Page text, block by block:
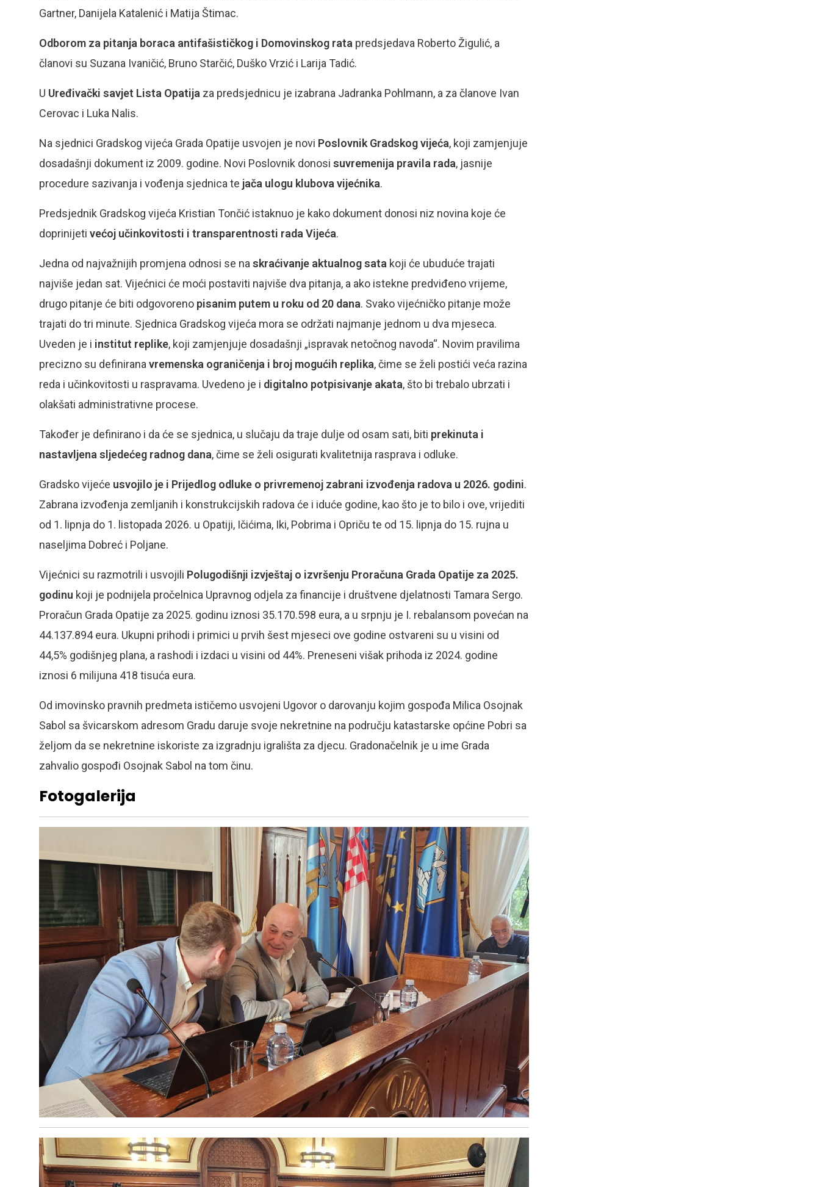
Gartner, Danijela Katalenić i Matija Štimac.
Odborom za pitanja boraca antifašističkog i Domovinskog rata predsjedava Roberto Žigulić, a
članovi su Suzana Ivaničić, Bruno Starčić, Duško Vrzić i Larija Tadić.
U Uređivački savjet Lista Opatija za predsjednicu je izabrana Jadranka Pohlmann, a za članove Ivan
Cerovac i Luka Nalis.
Na sjednici Gradskog vijeća Grada Opatije usvojen je novi Poslovnik Gradskog vijeća, koji zamjenjuje
dosadašnji dokument iz 2009. godine. Novi Poslovnik donosi suvremenija pravila rada, jasnije
procedure sazivanja i vođenja sjednica te jača ulogu klubova vijećnika.
Predsjednik Gradskog vijeća Kristian Tončić istaknuo je kako dokument donosi niz novina koje će
doprinijeti većoj učinkovitosti i transparentnosti rada Vijeća.
Jedna od najvažnijih promjena odnosi se na skraćivanje aktualnog sata koji će ubuduće trajati
najviše jedan sat. Vijećnici će moći postaviti najviše dva pitanja, a ako istekne predviđeno vrijeme,
drugo pitanje će biti odgovoreno pisanim putem u roku od 20 dana. Svako vijećničko pitanje može
trajati do tri minute. Sjednica Gradskog vijeća mora se održati najmanje jednom u dva mjeseca.
Uveden je i institut replike, koji zamjenjuje dosadašnji „ispravak netočnog navoda“. Novim pravilima
precizno su definirana vremenska ograničenja i broj mogućih replika, čime se želi postići veća razina
reda i učinkovitosti u raspravama. Uvedeno je i digitalno potpisivanje akata, što bi trebalo ubrzati i
olakšati administrativne procese.
Također je definirano i da će se sjednica, u slučaju da traje dulje od osam sati, biti prekinuta i
nastavljena sljedećeg radnog dana, čime se želi osigurati kvalitetnija rasprava i odluke.
Gradsko vijeće usvojilo je i Prijedlog odluke o privremenoj zabrani izvođenja radova u 2026. godini.
Zabrana izvođenja zemljanih i konstrukcijskih radova će i iduće godine, kao što je to bilo i ove, vrijediti
od 1. lipnja do 1. listopada 2026. u Opatiji, Ičićima, Iki, Pobrima i Opriču te od 15. lipnja do 15. rujna u
naseljima Dobreć i Poljane.
Vijećnici su razmotrili i usvojili Polugodišnji izvještaj o izvršenju Proračuna Grada Opatije za 2025.
godinu koji je podnijela pročelnica Upravnog odjela za financije i društvene djelatnosti Tamara Sergo.
Proračun Grada Opatije za 2025. godinu iznosi 35.170.598 eura, a u srpnju je I. rebalansom povećan na
44.137.894 eura. Ukupni prihodi i primici u prvih šest mjeseci ove godine ostvareni su u visini od
44,5% godišnjeg plana, a rashodi i izdaci u visini od 44%. Preneseni višak prihoda iz 2024. godine
iznosi 6 milijuna 418 tisuća eura.
Od imovinsko pravnih predmeta ističemo usvojeni Ugovor o darovanju kojim gospođa Milica Osojnak
Sabol sa švicarskom adresom Gradu daruje svoje nekretnine na području katastarske općine Pobri sa
željom da se nekretnine iskoriste za izgradnju igrališta za djecu. Gradonačelnik je u ime Grada
zahvalio gospođi Osojnak Sabol na tom činu.
Fotogalerija